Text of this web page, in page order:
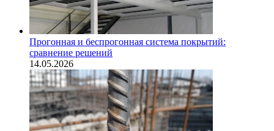
Прогонная и беспрогонная система покрытий:
сравнение решений
14.05.2026